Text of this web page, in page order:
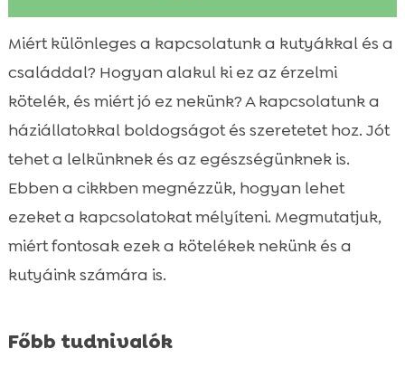

A kutya és gazdi közötti kötődés
kialakulása
 Kutyapszichológia alapjai
Hogyan erősíthetjük a kapcsolatot házi
kedvencünkkel?
Az állatbarát otthon megteremtése
Kutya nevelésének fontossága
Kutyák és gyerekek – harmónia
megteremtése
 Családi kutya kiválasztása
 Kutya viselkedésének megértése
Miért különleges a kapcsolatunk a kutyákkal és a
családdal? Hogyan alakul ki ez az érzelmi
kötelék, és miért jó ez nekünk? A kapcsolatunk a
háziállatokkal boldogságot és szeretetet hoz. Jót
tehet a lelkünknek és az egészségünknek is.
Ebben a cikkben megnézzük, hogyan lehet
ezeket a kapcsolatokat mélyíteni. Megmutatjuk,
miért fontosak ezek a kötelékek nekünk és a
kutyáink számára is.
Főbb tudnivalók